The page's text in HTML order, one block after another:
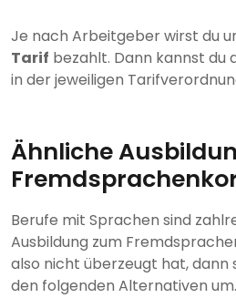
Je nach Arbeitgeber wirst du
Tarif bezahlt. Dann kannst du
in der jeweiligen
Ähnliche
Berufe mit Sprachen sind
Ausbildung zum
also nicht überzeugt hat, dann
den folgenden Alternativen um.